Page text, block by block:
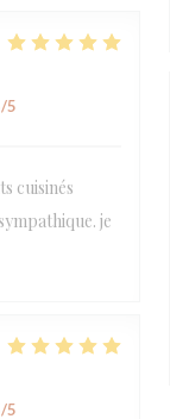
/5
cuisinés
je
/5